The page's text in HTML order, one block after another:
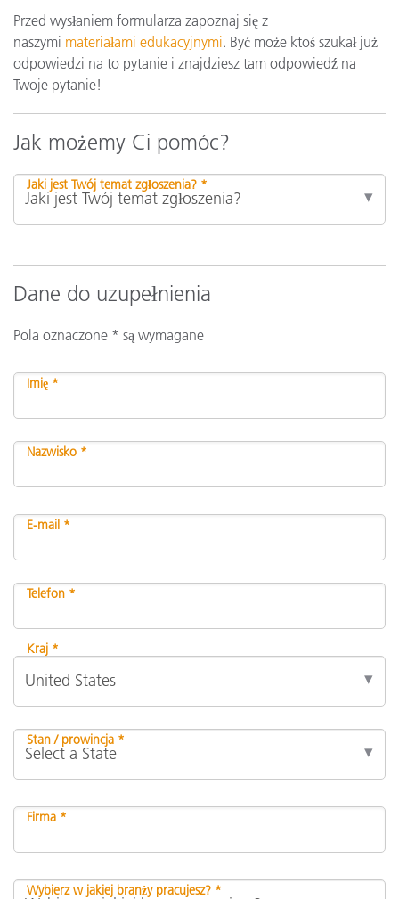
Przed wysłaniem formularza zapoznaj się z
naszymi materiałami edukacyjnymi. Być może ktoś szukał już
odpowiedzi na to pytanie i znajdziesz tam odpowiedź na
Twoje pytanie!
Jak możemy Ci pomóc?
Jaki jest Twój temat zgłoszenia? *
Dane do uzupełnienia
Pola oznaczone * są wymagane
Imię *
Nazwisko *
E-mail *
Telefon *
Kraj *
Stan / prowincja *
Firma *
Wybierz w jakiej branży pracujesz? *